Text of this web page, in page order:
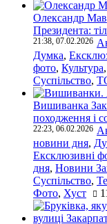
Олександр
Президента:
21:38, 07.02.2026
Думка,
фото, Культура,
Суспільство,
Вишиванка
походження і
22:23, 06.02.2026
новини дня,
Ексклюзивні
дня, Новини
Суспільство,
Фото, Хуст